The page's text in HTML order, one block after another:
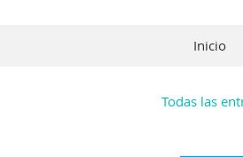
Inicio
Todas las